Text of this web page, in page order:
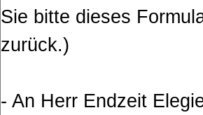
Sie bitte dieses
zurück.)
- An Herr Endzeit